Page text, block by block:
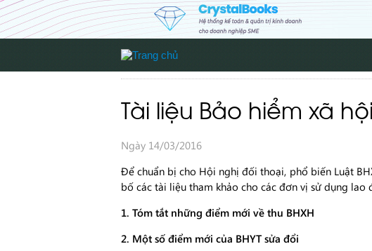
Tài liệu Bảo hiểm xã
Ngày 14/03/2016
Để chuẩn bị cho Hội nghị đối thoại, phổ biến Luật
bố các tài liệu tham khảo cho các đơn vị sử dụng lao
1. Tóm tắt những điểm mới về thu BHXH
2. Một số điểm mới của BHYT sửa đổi